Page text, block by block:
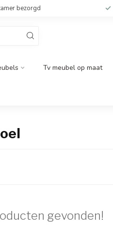
bezorgd
Tv meubel op maat
gevonden!